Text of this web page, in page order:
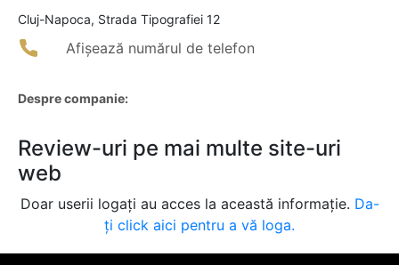
Cluj-Napoca, Strada Tipografiei 12
Afișează numărul de telefon
Despre companie:
Review-uri pe mai multe site-uri
web
Doar userii logați au acces la această informație. Da-
ți click aici pentru a vă loga.